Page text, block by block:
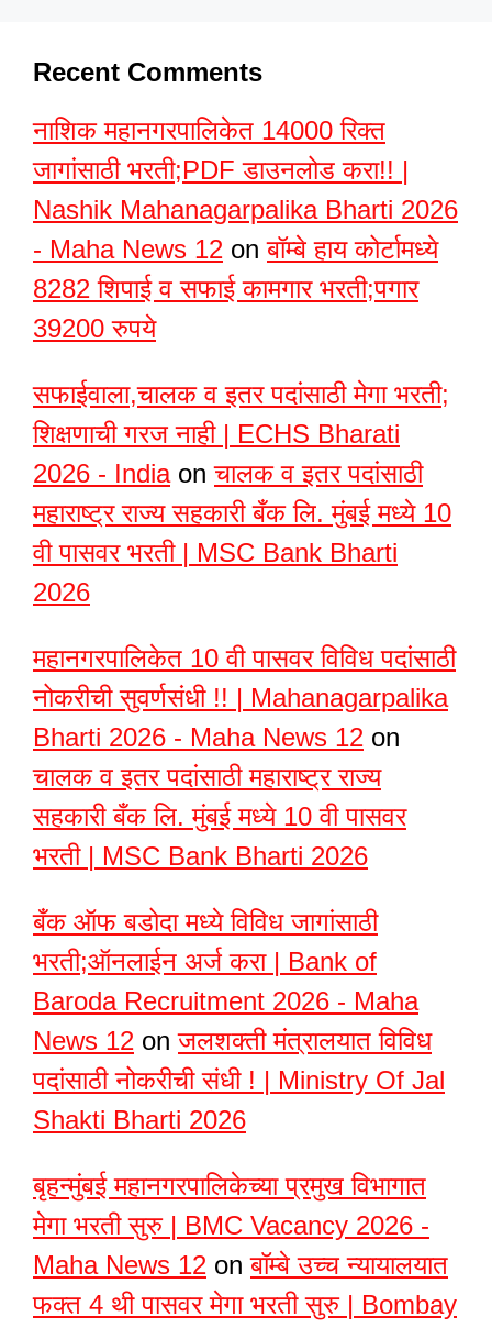
Recent Comments
नाशिक महानगरपालिकेत 14000 रिक्त
जागांसाठी भरती;PDF डाउनलोड करा!! |
Nashik Mahanagarpalika Bharti 2026
- Maha News 12 onबॉम्बे हाय कोर्टामध्ये
8282 शिपाई व सफाई कामगार भरती;पगार
39200 रुपये
सफाईवाला,चालक व इतर पदांसाठी मेगा भरती;
शिक्षणाची गरज नाही | ECHS Bharati
2026 - Indiaonचालक व इतर पदांसाठी
महाराष्ट्र राज्य सहकारी बँक लि. मुंबई मध्ये 10
वी पासवर भरती | MSC Bank Bharti
2026
महानगरपालिकेत 10 वी पासवर विविध पदांसाठी
नोकरीची सुवर्णसंधी !! | Mahanagarpalika
Bharti 2026 - Maha News 12 on
चालक व इतर पदांसाठी महाराष्ट्र राज्य
सहकारी बँक लि. मुंबई मध्ये 10 वी पासवर
भरती | MSC Bank Bharti 2026
बँक ऑफ बडोदा मध्ये विविध जागांसाठी
भरती;ऑनलाईन अर्ज करा | Bank of
Baroda Recruitment 2026 - Maha
News 12 onजलशक्ती मंत्रालयात विविध
पदांसाठी नोकरीची संधी ! | Ministry Of Jal
Shakti Bharti 2026
बृहन्मुंबई महानगरपालिकेच्या प्रमुख विभागात
मेगा भरती सुरु | BMC Vacancy 2026 -
Maha News 12 onबॉम्बे उच्च न्यायालयात
फक्त 4 थी पासवर मेगा भरती सुरु | Bombay